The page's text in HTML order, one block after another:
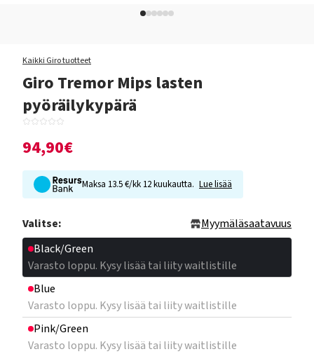
Kaikki Giro tuotteet
Giro Tremor Mips lasten
pyöräilykypärä
94,90€
Maksa 13.5 €/kk 12 kuukautta. Lue lisää
Valitse:
Myymäläsaatavuus
Black/Green
Varasto loppu. Kysy lisää tai liity waitlistille
Blue
Varasto loppu. Kysy lisää tai liity waitlistille
Pink/Green
Varasto loppu. Kysy lisää tai liity waitlistille